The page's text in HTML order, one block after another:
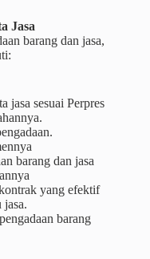
Jasa
barang dan jasa,
jasa sesuai Perpres
barang dan jasa
yang efektif
jasa.
barang